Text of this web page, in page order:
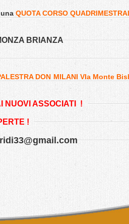
QUOTA CORSO
BRIANZA
DON MILANI VIa Monte
NUOVI ASSOCIATI !
!